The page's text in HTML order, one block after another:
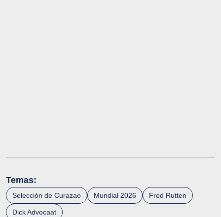
Temas:
Selección de Curazao Mundial 2026 Fred Rutten
Dick Advocaat